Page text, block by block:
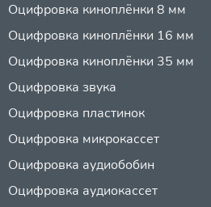
Оцифровка киноплёнки 8 мм
Оцифровка киноплёнки 16 мм
Оцифровка киноплёнки 35 мм
Оцифровка звука
Оцифровка пластинок
Оцифровка микрокассет
Оцифровка аудиобобин
Оцифровка аудиокассет